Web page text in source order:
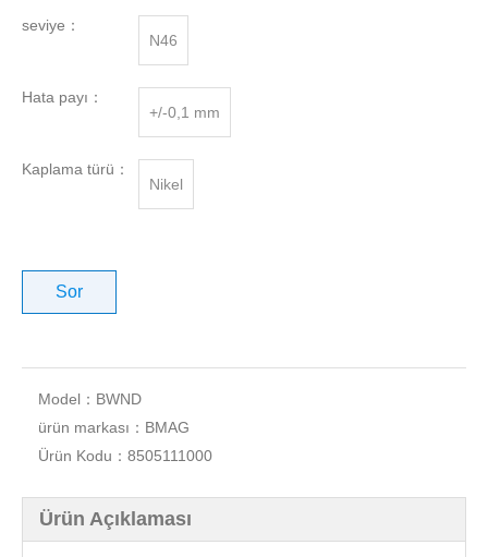
seviye：
N46
Hata payı：
+/-0,1 mm
Kaplama türü：
Nikel
Sor
Model： BWND
ürün markası： BMAG
Ürün Kodu： 8505111000
Ürün Açıklaması